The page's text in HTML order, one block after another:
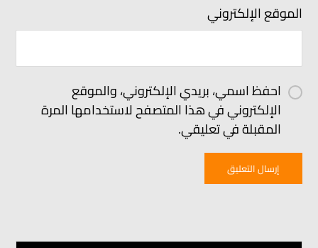
الموقع الإلكتروني
احفظ اسمي، بريدي الإلكتروني، والموقع
الإلكتروني في هذا المتصفح لاستخدامها المرة
المقبلة في تعليقي.
إرسال التعليق